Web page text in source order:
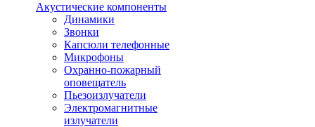
Акустические компоненты
Динамики
Звонки
Капсюли телефонные
Микрофоны
Охранно-пожарный
оповещатель
Пьезоизлучатели
Электромагнитные
излучатели